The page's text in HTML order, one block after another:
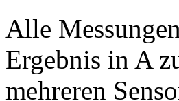
Alle
Ergebnis in A
mehreren